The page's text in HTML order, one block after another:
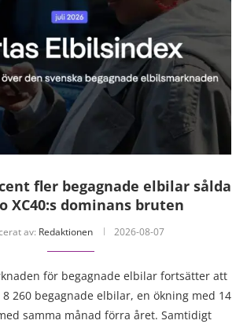
fler begagnade elbilar sålda
XC40:s dominans bruten
av: Redaktionen 2026-08-07
för begagnade elbilar fortsätter att
260 begagnade elbilar, en ökning med 14
samma månad förra året. Samtidigt